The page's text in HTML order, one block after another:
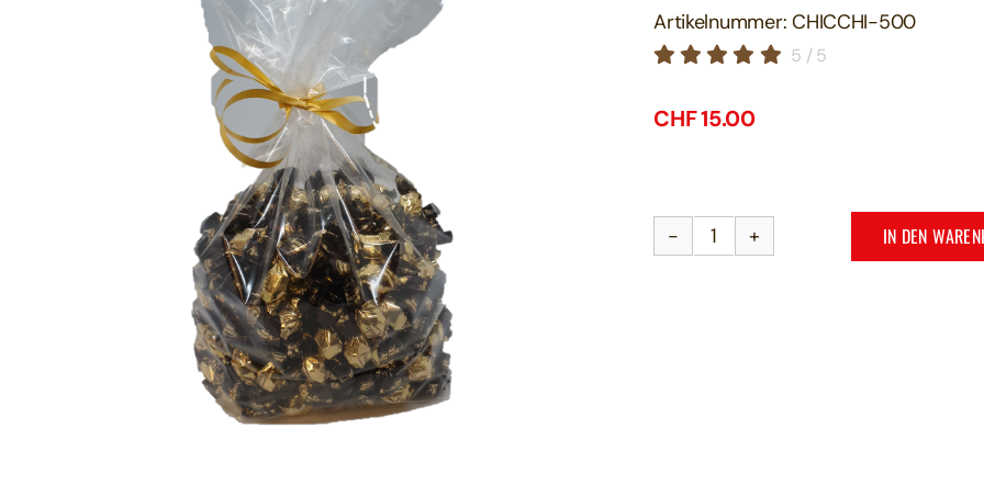
Artikelnummer:CHICCHI-500
5 /5
CHF15.00
Kaffeebohnen
IN DEN